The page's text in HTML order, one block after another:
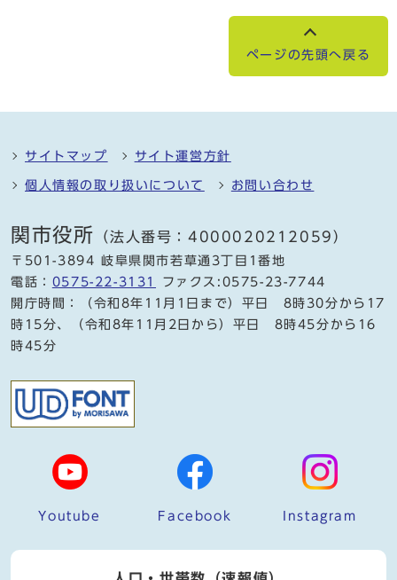
ページの先頭へ戻る
サイトマップ サイト運営方針
個人情報の取り扱いについて お問い合わせ
関市役所 （法人番号：4000020212059）
〒501-3894 岐阜県関市若草通3丁目1番地
電話： 0575-22-3131
ファクス:0575-23-7744
開庁時間：（令和8年11月1日まで）平日 8時30分から17
時15分、（令和8年11月2日から）平日 8時45分から16
時45分
Youtube Facebook Instagram